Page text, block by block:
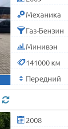
Механика
Газ-Бензин
Минивэн
141000 км
Передний
2008